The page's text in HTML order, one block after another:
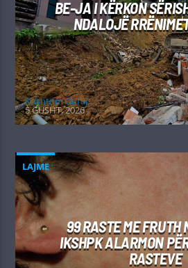
BE-JA I KËRKON
NDALOJË
Kushtrim Guraj
5 GUSHT, 2026
LAJME
99 RASTE ME FRUTH
IKSHPK ALARMON
RASTEVE